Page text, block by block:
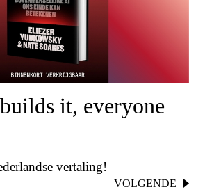
it, everyone
vertaling!
VOLGENDE